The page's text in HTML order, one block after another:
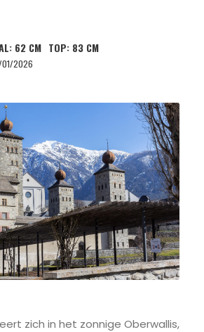
62 CM TOP:83 CM
01/2026
zich in het zonnige Oberwallis,